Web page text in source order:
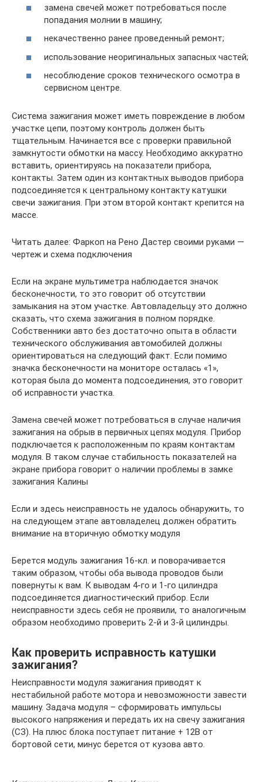
замена свечей может потребоваться после
попадания молнии в машину;
некачественно ранее проведенный ремонт;
использование неоригинальных запасных частей;
несоблюдение сроков технического осмотра в
сервисном центре.
Система зажигания может иметь повреждение в любом
участке цепи, поэтому контроль должен быть
тщательным. Начинается все с проверки правильной
замкнутости обмотки на массу. Необходимо аккуратно
вставить, ориентируясь на показатели прибора,
контакты. Затем один из контактных выводов прибора
подсоединяется к центральному контакту катушки
свечи зажигания. При этом второй контакт крепится на
массе.
Читать далее: Фаркоп на Рено Дастер своими руками —
чертеж и схема подключения
Если на экране мультиметра наблюдается значок
бесконечности, то это говорит об отсутствии
замыкания на этом участке. Автовладельцу это должно
сказать, что схема зажигания в полном порядке.
Собственники авто без достаточно опыта в области
технического обслуживания автомобилей должны
ориентироваться на следующий факт. Если помимо
значка бесконечности на мониторе осталась «1»,
которая была до момента подсоединения, это говорит
об исправности участка.
Замена свечей может потребоваться в случае наличия
зажигания на обрыв в первичных цепях модуля. Прибор
подключается к расположенным по краям контактам
модуля. В таком случае стабильность показателей на
экране прибора говорит о наличии проблемы в замке
зажигания Калины
Если и здесь неисправность не удалось обнаружить, то
на следующем этапе автовладелец должен обратить
внимание на вторичную обмотку модуля
Берется модуль зажигания 16-кл. и поворачивается
таким образом, чтобы оба вывода проводов были
повернуты к вам. К выводам 4-го и 1-го цилиндра
подсоединяется диагностический прибор. Если
неисправности здесь себя не проявили, то аналогичным
образом необходимо проверить 2-й и 3-й цилиндры.
Как проверить исправность катушки
зажигания?
Неисправности модуля зажигания приводят к
нестабильной работе мотора и невозможности завести
машину. Задача модуля – сформировать импульсы
высокого напряжения и передать их на свечу зажигания
(СЗ). На плюс блока поступает питание + 12В от
бортовой сети, минус берется от кузова авто.